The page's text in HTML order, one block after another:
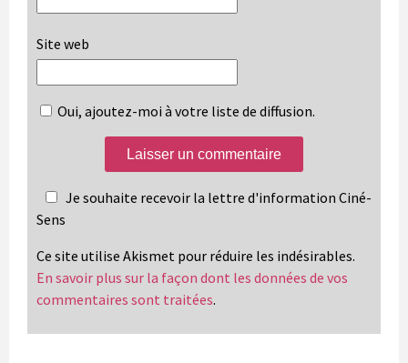
Site web
Oui, ajoutez-moi à votre liste de diffusion.
Je souhaite recevoir la lettre d'information Ciné-
Sens
Ce site utilise Akismet pour réduire les indésirables.
En savoir plus sur la façon dont les données de vos
commentaires sont traitées.